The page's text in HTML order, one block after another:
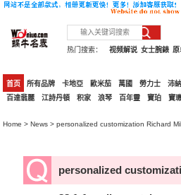
热门搜索： 女士腕錶
视频解说
首页 所有品牌 卡地亞 歐米茄 萬國 勞力士 沛
百達翡麗
江詩丹頓 积家 浪琴 百年靈 寶珀 寶
Home >News > personalized customization Richard
personalized